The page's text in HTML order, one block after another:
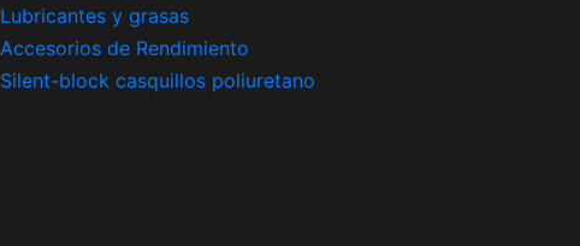
Lubricantes y grasas
Accesorios de Rendimiento
Silent-block casquillos poliuretano